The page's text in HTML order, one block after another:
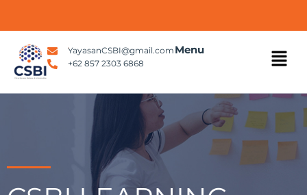
YayasanCSBI@gmail.com
+62 857 2303 6868
Menu Menu